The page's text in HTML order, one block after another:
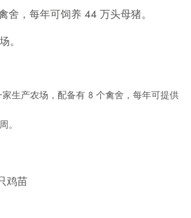
，每年可饲养 44 万头母猪。
。
生产农场，配备有 8 个禽舍，每年可提供
。
鸡苗